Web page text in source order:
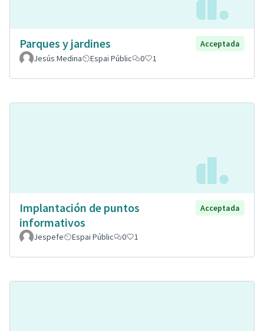
Parques y jardines
Acceptada
Jesús Medina
Espai Públic 0 1
Implantación de puntos
informativos
Acceptada
Jespefe Espai Públic 0 1